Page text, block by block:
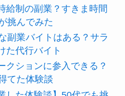
給制の副業？すきま時間
挑んでみた
副業バイトはある？サラ
た代行バイト
クションに参入できる？
てた体験談